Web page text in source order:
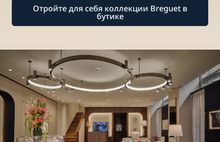
Отройте для себя коллекции Breguet в
бутике